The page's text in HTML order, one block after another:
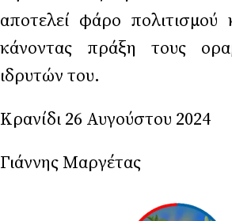
αποτελεί φάρο πολιτισμού
κάνοντας πράξη τους
ιδρυτών του.
Κρανίδι 26 Αυγούστου 2024
Γιάννης Μαργέτας